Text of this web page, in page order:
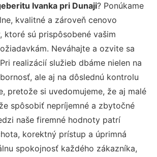
Ivanka pri Dunaji? Ponúkame
kvalitné a zároveň cenovo
ktoré sú prispôsobené vašim
Neváhajte a ozvite sa
realizácií služieb dbáme nielen na
ale aj na dôslednú kontrolu
pretože si uvedomujeme, že aj malé
spôsobiť nepríjemné a zbytočné
naše firemné hodnoty patrí
korektný prístup a úprimná
spokojnosť každého zákazníka,